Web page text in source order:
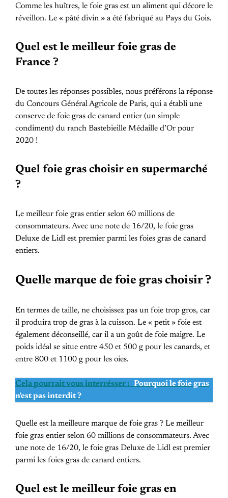
Comme les huîtres, le foie gras est un aliment qui décore le
réveillon. Le « pâté divin » a été fabriqué au Pays du Gois.
Quel est le meilleur foie gras de
France ?
De toutes les réponses possibles, nous préférons la réponse
du Concours Général Agricole de Paris, qui a établi une
conserve de foie gras de canard entier (un simple
condiment) du ranch Bastebieille Médaille d’Or pour
2020 !
Quel foie gras choisir en supermarché
?
Le meilleur foie gras entier selon 60 millions de
consommateurs. Avec une note de 16/20, le foie gras
Deluxe de Lidl est premier parmi les foies gras de canard
entiers.
Quelle marque de foie gras choisir ?
En termes de taille, ne choisissez pas un foie trop gros, car
il produira trop de gras à la cuisson. Le « petit » foie est
également déconseillé, car il a un goût de foie maigre. Le
poids idéal se situe entre 450 et 500 g pour les canards, et
entre 800 et 1100 g pour les oies.
Cela pourrait vous interrésser : Pourquoi le foie gras
n'est pas interdit ?
Quelle est la meilleure marque de foie gras ? Le meilleur
foie gras entier selon 60 millions de consommateurs. Avec
une note de 16/20, le foie gras Deluxe de Lidl est premier
parmi les foies gras de canard entiers.
Quel est le meilleur foie gras en